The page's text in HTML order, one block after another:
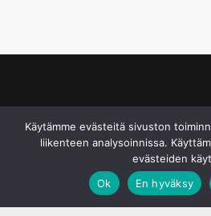
Käytämme evästeitä sivuston
liikenteen analysoinnissa.
evästeiden
Ok
En hyväksy